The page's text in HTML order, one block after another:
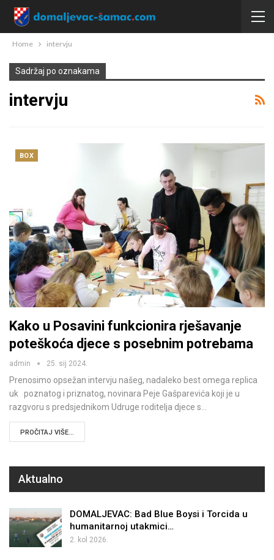
Home intervju
Sadržaj po oznakama
intervju
BOX
Kako u Posavini funkcionira rješavanje
poteškoća djece s posebnim potrebama
admin 25. sij 2024.
Prenosimo opsežan intervju našeg, nadaleko best omega replica
uk poznatog i priznatog, novinara Peje Gašparevića koji je u
razgvoru s predsjednikom Udruge roditelja djece s…
PROČITAJ VIŠE...
Aktualno
DOMALJEVAC: Bad Blue Boysi i Torcida u
humanitarnoj utakmici…
2. kol 2026.